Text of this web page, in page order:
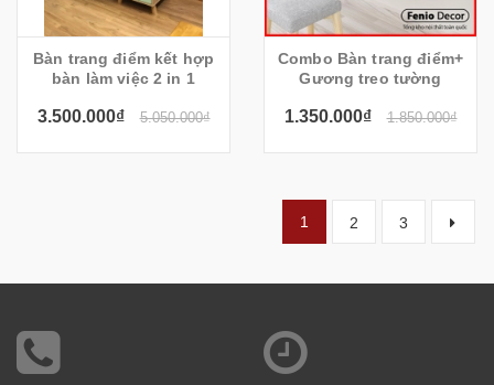
Bàn trang điểm kết hợp
bàn làm việc 2 in 1
3.500.000₫ 5.050.000₫
Combo Bàn trang điểm+
Gương treo tường
1.350.000₫ 1.850.000₫
1 2 3